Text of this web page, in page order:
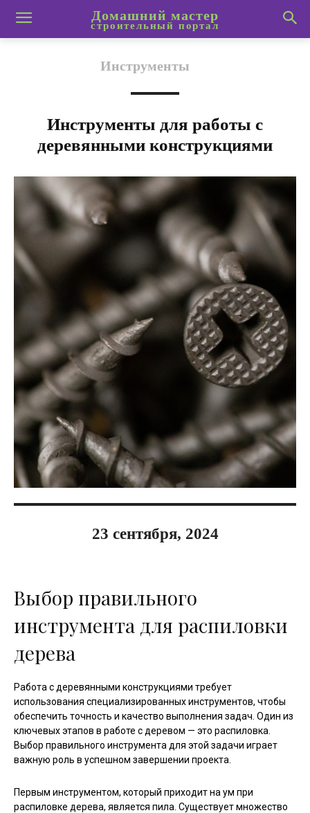
Домашний мастер
строительный портал
Инструменты
Инструменты для работы с
деревянными конструкциями
23 сентября, 2024
Выбор правильного
инструмента для распиловки
дерева
Работа с деревянными конструкциями требует
использования специализированных инструментов, чтобы
обеспечить точность и качество выполнения задач. Один из
ключевых этапов в работе с деревом — это распиловка.
Выбор правильного инструмента для этой задачи играет
важную роль в успешном завершении проекта.
Первым инструментом, который приходит на ум при
распиловке дерева, является пила. Существует множество